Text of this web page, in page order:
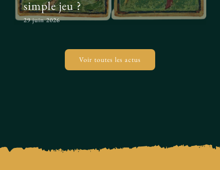
simple jeu ?
29 juin 2026
Voir toutes les actus